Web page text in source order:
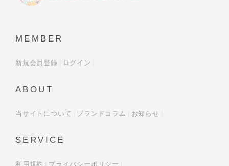
MEMBER
新規会員登録 ログイン
ABOUT
当サイトについて ブランドコラム お知らせ
SERVICE
利用規約 プライバシーポリシー